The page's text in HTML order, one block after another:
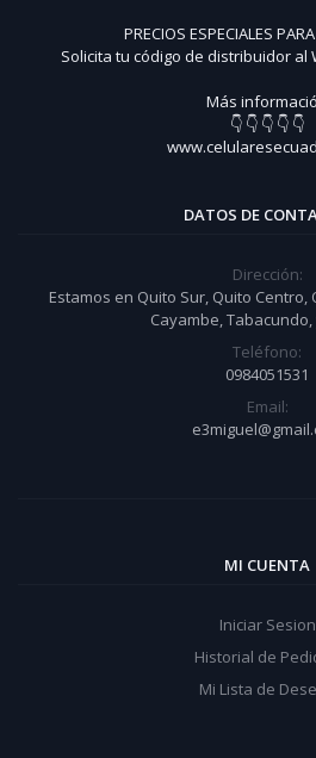
PRECIOS ESPECIALES
Solicita tu código de distribuidor al
Más
👇 👇 👇 👇 👇
DATOS DE
Dirección:
Estamos en Quito Sur, Quito
Cayambe,
Teléfono:
0984051531
Email:
MI CUENTA
Iniciar Sesion
Historial de
Mi Lista de